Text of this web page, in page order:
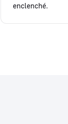
enclenché.